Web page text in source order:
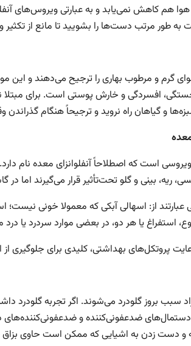
هوا هم کاهش نمی‌یابد و به عبارتی ویروس‌های
به طور مرتب دست‌ها را بشویید تا مانع از
گرم و مرطوب بهاری را ترجیح می‌دهند و
افسردگی و خارش پوستی است. برای
و گیاهان راه نروید و ترجیحاً هنگام
معده
است که اصطلاحاً آنفلوانزای معده نام
ریه، بینی و گلو تحت‌تأثیر قرار می‌گیرند اما
عبارتند از: اسهالی آبکی که معمولا خونی
استفراغ یا هر دو، در بعضی موارد سردرد یا
بهداشتی، کلیدی برای جلوگیری
سبب بروز گلودرد می‌شوند. اگر تجربه گلودرد
ضدعفونی‌کننده و ضدعفونی‌کننده‌های
و دست زدن به اشیایی که ممکن است حاوی بزاق